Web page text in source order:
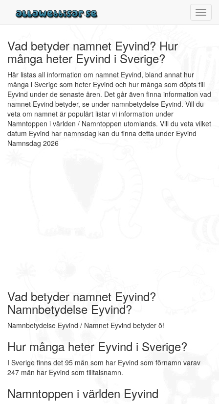
Vad betyder namnet Eyvind? Hur
många heter Eyvind i Sverige?
Här listas all information om namnet Eyvind, bland annat hur
många i Sverige som heter Eyvind och hur många som döpts till
Eyvind under de senaste åren. Det går även finna information vad
namnet Eyvind betyder, se under namnbetydelse Eyvind. Vill du
veta om namnet är populärt listar vi information under
Namntoppen i världen / Namntoppen utomlands. Vill du veta vilket
datum Eyvind har namnsdag kan du finna detta under Eyvind
Namnsdag 2026
Vad betyder namnet Eyvind?
Namnbetydelse Eyvind?
Namnbetydelse Eyvind / Namnet Eyvind betyder ö!
Hur många heter Eyvind i Sverige?
I Sverige finns det 95 män som har Eyvind som förnamn varav
247 män har Eyvind som tilltalsnamn.
Namntoppen i världen Eyvind